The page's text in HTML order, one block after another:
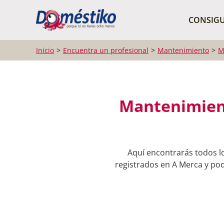
Inicio Encuentra un profesional Mantenimiento
Aquí encontrarás todos
registrados en A Merca y